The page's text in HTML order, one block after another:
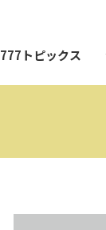
777トピックス